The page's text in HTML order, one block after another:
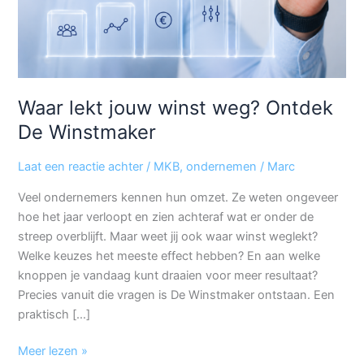
Waar lekt jouw winst weg? Ontdek
De Winstmaker
Laat een reactie achter / MKB,ondernemen / Marc
Veel ondernemers kennen hun omzet. Ze weten ongeveer
hoe het jaar verloopt en zien achteraf wat er onder de
streep overblijft. Maar weet jij ook waar winst weglekt?
Welke keuzes het meeste effect hebben? En aan welke
knoppen je vandaag kunt draaien voor meer resultaat?
Precies vanuit die vragen is De Winstmaker ontstaan. Een
praktisch […]
Meer lezen »